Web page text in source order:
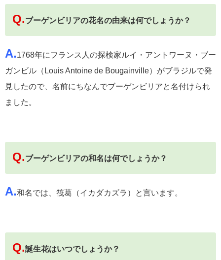
Q.ブーゲンビリアの花名の由来は何でしょうか？
A.1768年にフランス人の探検家ルイ・アントワーヌ・ブー
ガンビル（Louis Antoine de Bougainville）がブラジルで発
見したので、名前にちなんでブーゲンビリアと名付けられ
ました。
Q.ブーゲンビリアの和名は何でしょうか？
A.和名では、筏葛（イカダカズラ）と言います。
Q.誕生花はいつでしょうか？